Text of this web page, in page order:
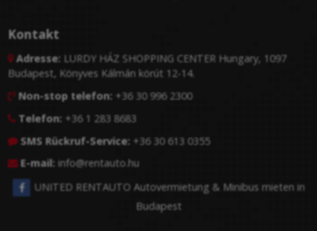
Kontakt
 Adresse: LURDY HÁZ SHOPPING CENTER Hungary, 1097
Budapest, Könyves Kálmán körút 12-14.
 Non-stop telefon: +36 30 996 2300
 Telefon: +36 1 283 8683
 SMS Rückruf-Service: +36 30 613 0355
 E-mail: info@rentauto.hu
UNITED RENTAUTO Autovermietung & Minibus mieten in
Budapest